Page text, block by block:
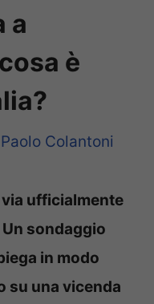
a
è
Paolo Colantoni
ufficialmente
sondaggio
in modo
su una vicenda